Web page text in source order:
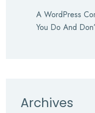
A WordPress
You Do And
Archives